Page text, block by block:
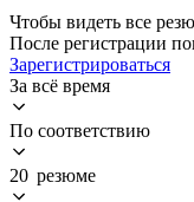
Чтобы видеть все
После регистрации
Зарегистрироваться
За всё время
По соответствию
20 резюме